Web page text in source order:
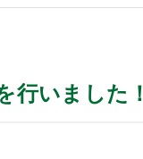
行いました！